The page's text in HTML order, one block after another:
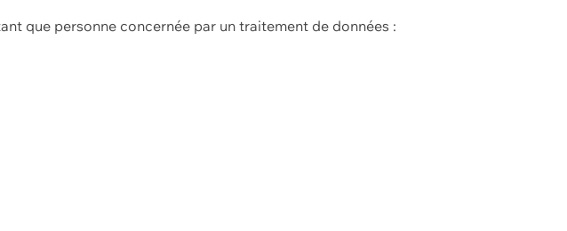
que personne concernée par un traitement de données :